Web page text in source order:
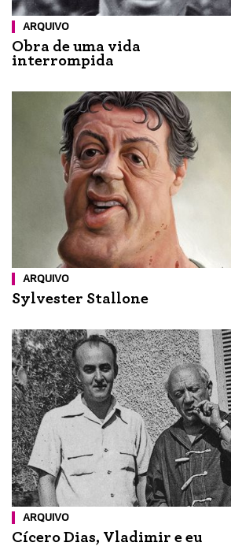
ARQUIVO
Obra de uma vida
interrompida
ARQUIVO
Sylvester Stallone
ARQUIVO
Cícero Dias, Vladimir e eu